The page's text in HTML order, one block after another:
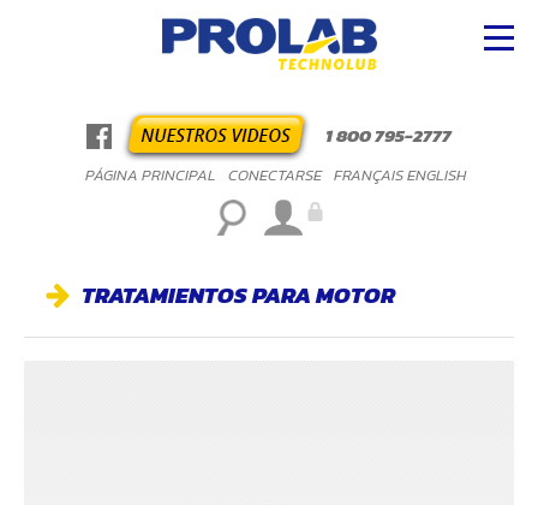
1 800 795-2777
PÁGINA PRINCIPAL CONECTARSE FRANÇAISENGLISH
TRATAMIENTOS PARA MOTOR